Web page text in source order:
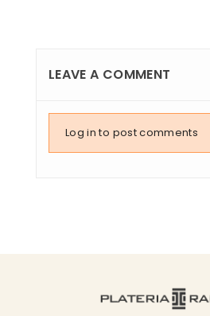
LEAVE A COMMENT
Log in to post comments